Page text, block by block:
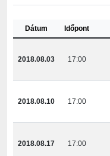
Dátum Időpont
2018.08.03 17:00
2018.08.10 17:00
2018.08.17 17:00